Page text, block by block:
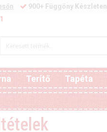
900+ Függöny Készleten
Terítő Tapéta